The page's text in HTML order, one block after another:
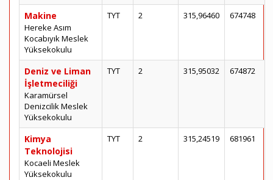
Makine
Hereke Asım
Kocabıyık Meslek
Yüksekokulu
TYT 2 315,96460 674748
Deniz ve Liman
İşletmeciliği
Karamürsel
Denizcilik Meslek
Yüksekokulu
TYT 2 315,95032 674872
Kimya
Teknolojisi
Kocaeli Meslek
Yüksekokulu
TYT 2 315,24519 681961